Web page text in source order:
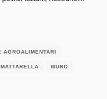
AGROALIMENTARI
MATTARELLA MURO